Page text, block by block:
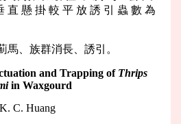
直 懸 掛 較 平 放 誘 引 蟲 數 為
馬、族群消長、誘引。
and Trapping of Thrips
in Waxgourd
K. C. Huang